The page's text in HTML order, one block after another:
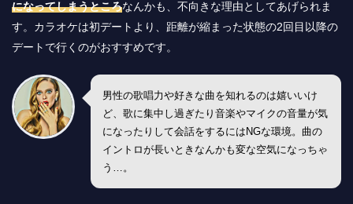
になってしまうところなんかも、不向きな理由としてあげられま
す。カラオケは初デートより、距離が縮まった状態の2回目以降の
デートで行くのがおすすめです。
男性の歌唱力や好きな曲を知れるのは嬉いいけ
ど、歌に集中し過ぎたり音楽やマイクの音量が気
になったりして会話をするにはNGな環境。曲の
イントロが長いときなんかも変な空気になっちゃ
う…。